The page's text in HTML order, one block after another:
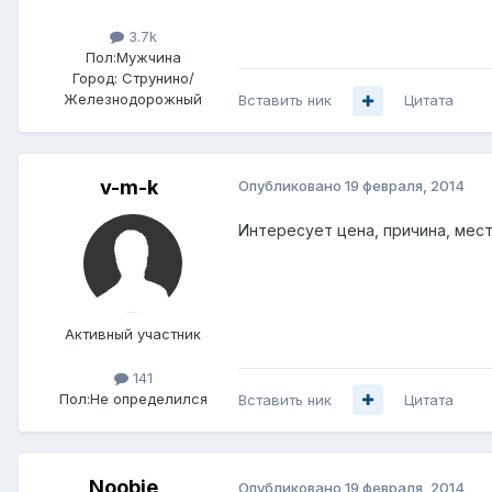
3.7k
Пол:Мужчина
Город: Струнино/
Железнодорожный
Вставить ник Цитата
v-m-k
Активный участник
141
Пол:Не определился
Опубликовано 19 февраля, 2014
Интересует цена, причина,
Вставить ник Цитата
Noobie_ Опубликовано 19 февраля, 2014